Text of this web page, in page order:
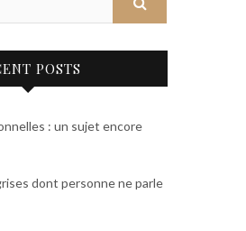
POSTS
: un sujet encore
dont personne ne parle